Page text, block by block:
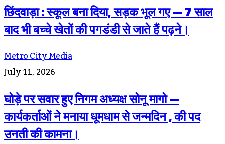
छिंदवाड़ा : स्कूल बना दिया, सड़क भूल गए — 7 साल
बाद भी बच्चे खेतों की पगडंडी से जाते हैं पढ़ने।
Metro City Media
July 11, 2026
घोड़े पर सवार हुए निगम अध्यक्ष सोनू मागो —
कार्यकर्ताओं ने मनाया धूमधाम से जन्मदिन , की पद
उनती की कामना।